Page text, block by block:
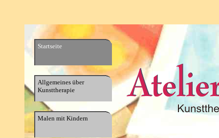
Startseite
Allgemeines über
Kunsttherapie
Malen mit Kindern